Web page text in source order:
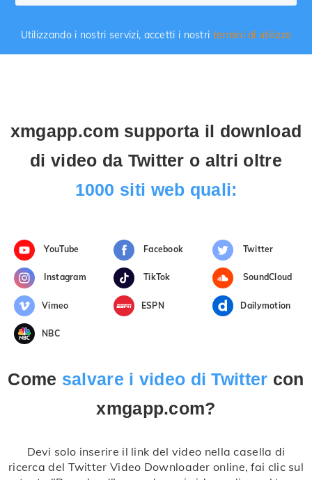
Utilizzando i nostri servizi, accetti i nostri termini di utilizzo
xmgapp.com supporta il download
di video da Twitter o altri oltre
1000 siti web quali:
YouTube Facebook Twitter
Instagram TikTok SoundCloud
Vimeo ESPN Dailymotion
NBC
Come salvare i video di Twitter con
xmgapp.com?
Devi solo inserire il link del video nella casella di
ricerca del Twitter Video Downloader online, fai clic sul